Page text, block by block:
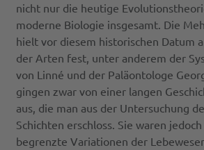
nicht nur die heutige
moderne Biologie insgesamt. Die
hielt vor diesem historischen Datum
der Arten fest, unter anderem der
von Linné und der Paläontologe
gingen zwar von einer langen
aus, die man aus der Untersuchung
Schichten erschloss. Sie waren
begrenzte Variationen der